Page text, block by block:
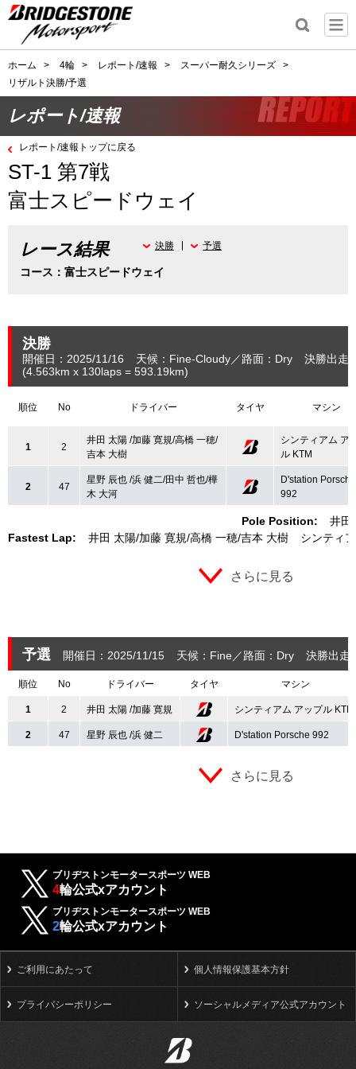
ホーム > 4輪 > レポート/速報 > スーパー耐久シリーズ
>
リザルト決勝/予選
レポート/速報
レポート/速報トップに戻る
ST-1 第7戦
富士スピードウェイ
レース結果
コース：富士スピードウェイ
決勝 予選
決勝
開催日：2025/11/16 天候：Fine-Cloudy 路面：Dry
決勝出走
(4.563km x 130laps = 593.19km)
順位 No ドライバー タイヤ マシン
Pole Position:
井田
Fastest Lap:
井田 太陽 加藤 寛規 高橋 一穂 吉本 大樹 シンティ
1 2
井田 太陽 /加藤 寛規/高橋 一穂/
吉本 大樹
シンティアム ア
ル KTM
2 47
星野 辰也 /浜 健二/田中 哲也/樺
木 大河
D'station Porsche
992
さらに見る
予選 開催日：2025/11/15 天候：Fine 路面：Dry 決勝出走
順位 No ドライバー タイヤ マシン
1 2 井田 太陽 /加藤 寛規 シンティアム アップル KTM
2 47 星野 辰也 /浜 健二 D'station Porsche 992
さらに見る
ブリヂストンモータースポーツ WEB
4輪公式xアカウント
ブリヂストンモータースポーツ WEB
2輪公式xアカウント
ご利用にあたって 個人情報保護基本方針
プライバシーポリシー ソーシャルメディア公式アカウント